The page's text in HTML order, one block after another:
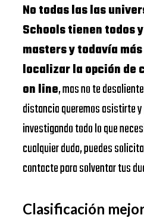
No todas las las
Schools tienen todos
masters y todavía
localizar la opción de
on line, mas no te
distancia queremos asistirte
investigando todo lo que
cualquier duda, puedes
contacte para solventar tus
Clasificación